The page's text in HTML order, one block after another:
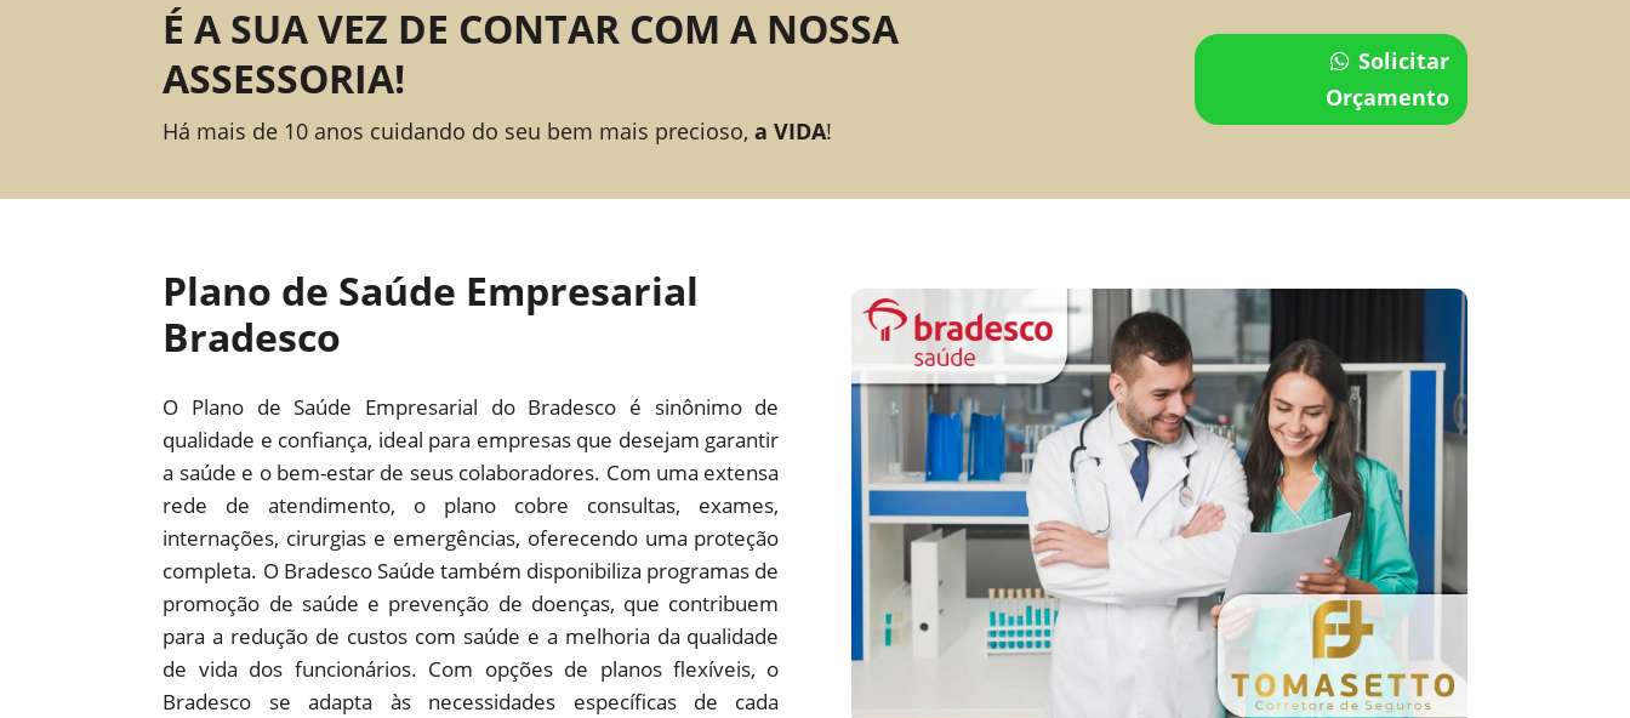
É A SUA VEZ DE CONTAR COM A NOSSA
ASSESSORIA!
Há mais de 10 anos cuidando do seu bem mais precioso,a VIDA!
Solicitar
Orçamento
Plano de Saúde Empresarial
Bradesco
O Plano de Saúde Empresarial do Bradesco é sinônimo de
qualidade e confiança, ideal para empresas que desejam garantir
a saúde e o bem-estar de seus colaboradores. Com uma extensa
rede de atendimento, o plano cobre consultas, exames,
internações, cirurgias e emergências, oferecendo uma proteção
completa. O Bradesco Saúde também disponibiliza programas de
promoção de saúde e prevenção de doenças, que contribuem
para a redução de custos com saúde e a melhoria da qualidade
de vida dos funcionários. Com opções de planos flexíveis, o
Bradesco se adapta às necessidades específicas de cada